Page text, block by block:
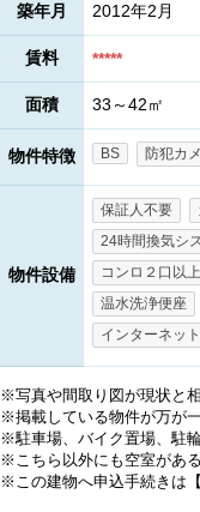
築年月 2012年2月
賃料 *****
面積 33～42㎡
物件特徴 BS 防犯カ
物件設備
保証人不要
24時間換気シ
コンロ２口以上
温水洗浄便座
インターネッ
※写真や間取り図が現状と
※掲載している物件が万が
※駐車場、バイク置場、駐
※こちら以外にも空室があ
※この建物へ申込手続きは【